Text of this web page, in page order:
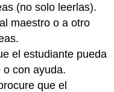
(no solo leerlas).
maestro o a otro
el estudiante pueda
con ayuda.
que el